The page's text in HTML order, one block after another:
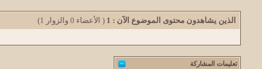
الذين يشاهدون محتوى الموضوع الآن : 1 ( الأعضاء 0 والزوار 1)
تعليمات المشاركة